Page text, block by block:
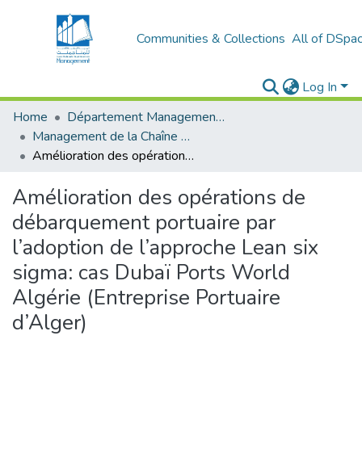
Communities & Collections All of
Log In
Home
Département Management Des Organisations
Management de la Chaîne Logistique (MCL)
Amélioration des opérations de débarquement portuaire par l’adoption de l’approche Lean six sigma: cas Dubaï Ports World Algérie (Entreprise Portuaire d’Alger)
Amélioration des opérations de
débarquement portuaire par
l’adoption de l’approche Lean six
sigma: cas Dubaï Ports World
Algérie (Entreprise Portuaire
d’Alger)